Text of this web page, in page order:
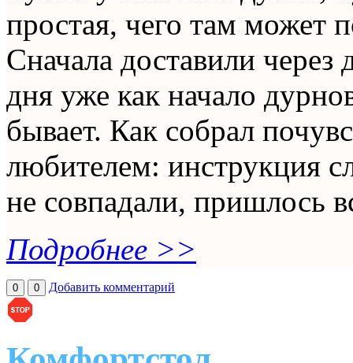
простая, чего там может
Сначала доставили через
дня уже как начало
бывает. Как собрал
любителем: инструкция
не совпадали, пришлось
Подробнее >>
0 0 Добавить комментарий